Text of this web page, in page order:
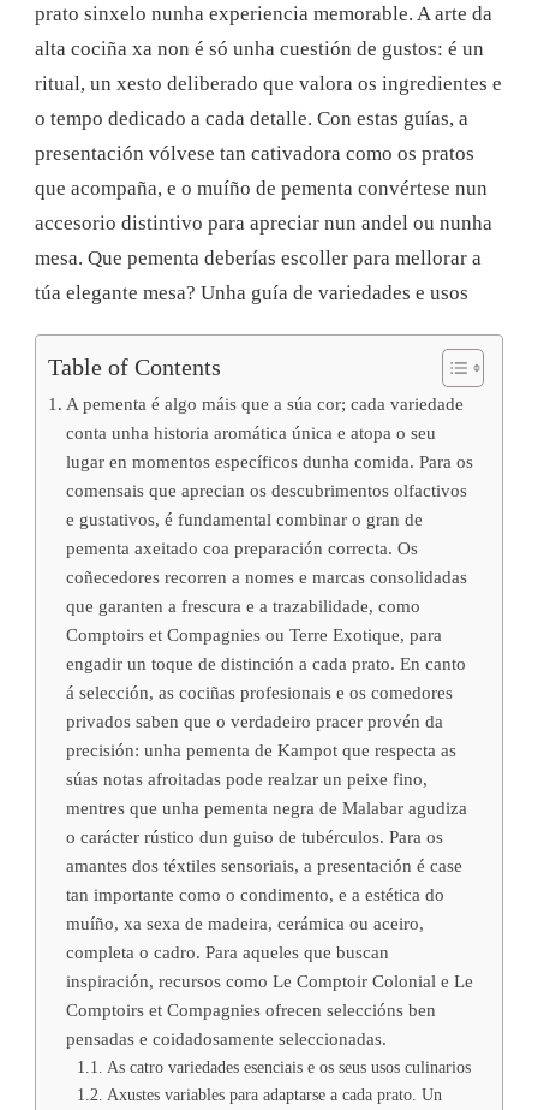
prato sinxelo nunha experiencia memorable. A arte da
alta cociña xa non é só unha cuestión de gustos: é un
ritual, un xesto deliberado que valora os ingredientes e
o tempo dedicado a cada detalle. Con estas guías, a
presentación vólvese tan cativadora como os pratos
que acompaña, e o muíño de pementa convértese nun
accesorio distintivo para apreciar nun andel ou nunha
mesa. Que pementa deberías escoller para mellorar a
túa elegante mesa? Unha guía de variedades e usos
Table of Contents
A pementa é algo máis que a súa cor; cada variedade
conta unha historia aromática única e atopa o seu
lugar en momentos específicos dunha comida. Para os
comensais que aprecian os descubrimentos olfactivos
e gustativos, é fundamental combinar o gran de
pementa axeitado coa preparación correcta. Os
coñecedores recorren a nomes e marcas consolidadas
que garanten a frescura e a trazabilidade, como
Comptoirs et Compagnies ou Terre Exotique, para
engadir un toque de distinción a cada prato. En canto
á selección, as cociñas profesionais e os comedores
privados saben que o verdadeiro pracer provén da
precisión: unha pementa de Kampot que respecta as
súas notas afroitadas pode realzar un peixe fino,
mentres que unha pementa negra de Malabar agudiza
o carácter rústico dun guiso de tubérculos. Para os
amantes dos téxtiles sensoriais, a presentación é case
tan importante como o condimento, e a estética do
muíño, xa sexa de madeira, cerámica ou aceiro,
completa o cadro. Para aqueles que buscan
inspiración, recursos como Le Comptoir Colonial e Le
Comptoirs et Compagnies ofrecen seleccións ben
pensadas e coidadosamente seleccionadas.
As catro variedades esenciais e os seus usos culinarios
Axustes variables para adaptarse a cada prato. Un